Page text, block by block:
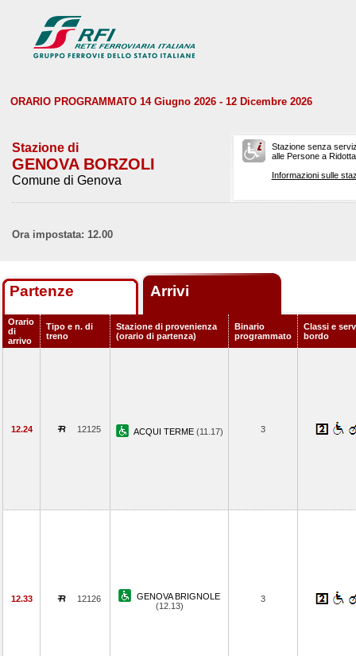
ORARIO PROGRAMMATO 14 Giugno 2026 - 12 Dicembre 2026
Stazione di
GENOVA BORZOLI
Comune di Genova
Stazione senza
alle Persone a
Informazioni sulle
Ora impostata: 12.00
Partenze Arrivi
Orario
di
arrivo
Tipo e n. di
treno
Stazione di provenienza
(orario di partenza)
Binario
programmato
Classi e
bordo
12.24 12125 ACQUI TERME (11.17) 3
12.33 12126
GENOVA BRIGNOLE
(12.13)
3